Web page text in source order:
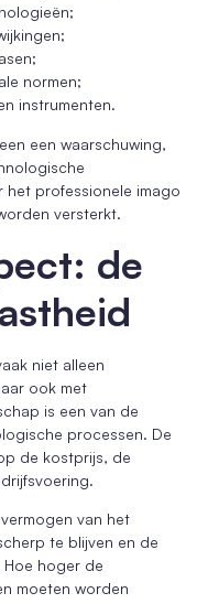
normen;
instrumenten.
een waarschuwing,
het professionele imago
versterkt.
de
niet alleen
ook met
is een van de
processen. De
de kostprijs, de
van het
te blijven en de
hoger de
moeten worden